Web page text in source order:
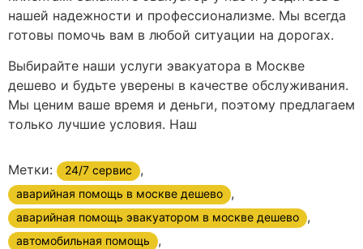
нашей надежности и профессионализме. Мы всегда
готовы помочь вам в любой ситуации на дорогах.
Выбирайте наши услуги эвакуатора в Москве
дешево и будьте уверены в качестве обслуживания.
Мы ценим ваше время и деньги, поэтому предлагаем
только лучшие условия. Наш
Метки: 24/7 сервис ,
аварийная помощь в москве дешево ,
аварийная помощь эвакуатором в москве дешево ,
автомобильная помощь ,